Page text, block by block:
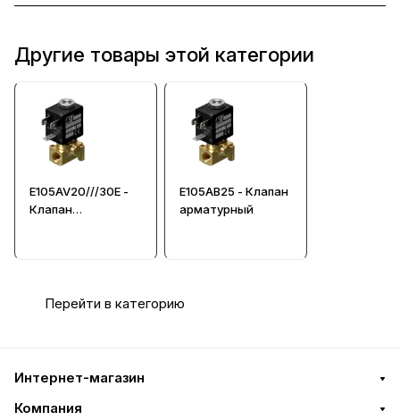
Другие товары этой категории
E105AV20///30E -
Клапан
E105AB25 - Клапан
арматурный
Перейти в категорию
Интернет-магазин
Компания